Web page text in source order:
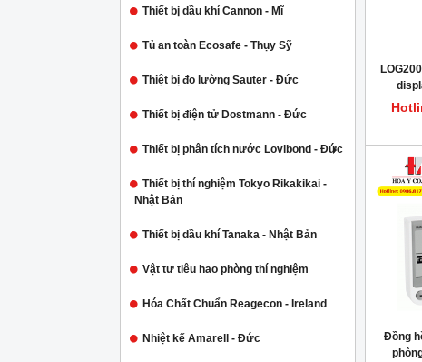
Thiết bị dầu khí Cannon - Mĩ
Tủ an toàn Ecosafe - Thụy Sỹ
Thiệt bị đo lường Sauter - Đức
Thiết bị điện tử Dostmann - Đức
Thiết bị phân tích nước Lovibond - Đức
Thiết bị thí nghiệm Tokyo Rikakikai -
Nhật Bản
Thiết bị dầu khí Tanaka - Nhật Bản
Vật tư tiêu hao phòng thí nghiệm
Hóa Chất Chuẩn Reagecon - Ireland
Nhiệt kế Amarell - Đức
Đồng